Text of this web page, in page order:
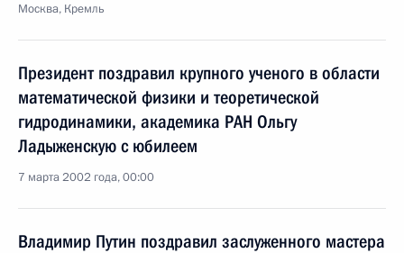
Москва, Кремль
Президент поздравил крупного ученого в области
математической физики и теоретической
гидродинамики, академика РАН Ольгу
Ладыженскую с юбилеем
7 марта 2002 года, 00:00
Владимир Путин поздравил заслуженного мастера